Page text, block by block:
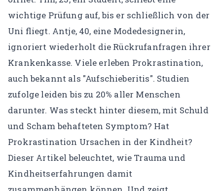
KONTO
Mein Konto
Expertenfinder-Profil
wichtige Prüfung auf, bis er schließlich von der
Uni fliegt. Antje, 40, eine Modedesignerin,
ignoriert wiederholt die Rückrufanfragen ihrer
Krankenkasse. Viele erleben Prokrastination,
auch bekannt als "Aufschieberitis". Studien
zufolge leiden bis zu 20% aller Menschen
darunter. Was steckt hinter diesem, mit Schuld
und Scham behafteten Symptom? Hat
Prokrastination Ursachen in der Kindheit?
Dieser Artikel beleuchtet, wie Trauma und
Kindheitserfahrungen damit